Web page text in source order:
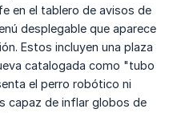
en el tablero de avisos de
desplegable que aparece
Estos incluyen una plaza
catalogada como "tubo
el perro robótico ni
capaz de inflar globos de